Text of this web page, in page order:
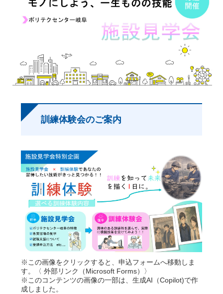
訓練体験会のご案内
※この画像をクリックすると、申込フォームへ移動しま
す。〈 外部リンク（Microsoft Forms）〉
※このコンテンツの画像の一部は、生成AI（Copilot)で作
成しました。